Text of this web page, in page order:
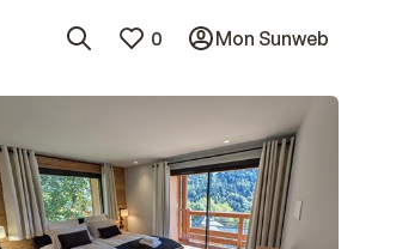
0 Mon Sunweb